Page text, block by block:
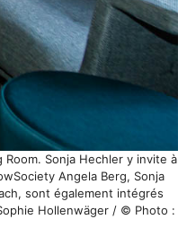
Sonja Hechler y invite à
Angela Berg, Sonja
sont également intégrés
Hollenwäger / © Photo :